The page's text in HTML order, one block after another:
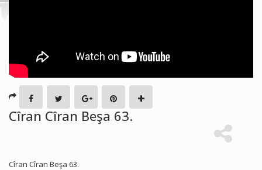
Cîran Cîran Beşa 63.
Cîran Cîran Beşa 63.